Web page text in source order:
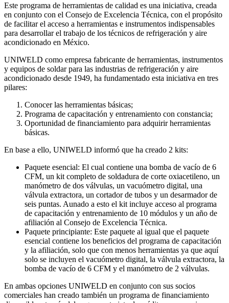
Este programa de herramientas de calidad es una iniciativa, creada
en conjunto con el Consejo de Excelencia Técnica, con el propósito
de facilitar el acceso a herramientas e instrumentos indispensables
para desarrollar el trabajo de los técnicos de refrigeración y aire
acondicionado en México.
UNIWELD como empresa fabricante de herramientas, instrumentos
y equipos de soldar para las industrias de refrigeración y aire
acondicionado desde 1949, ha fundamentado esta iniciativa en tres
pilares:
Conocer las herramientas básicas;
Programa de capacitación y entrenamiento con constancia;
Oportunidad de financiamiento para adquirir herramientas
básicas.
En base a ello, UNIWELD informó que ha creado 2 kits:
Paquete esencial: El cual contiene una bomba de vacío de 6
CFM, un kit completo de soldadura de corte oxiacetileno, un
manómetro de dos válvulas, un vacuómetro digital, una
válvula extractora, un cortador de tubos y un desarmador de
seis puntas. Aunado a esto el kit incluye acceso al programa
de capacitación y entrenamiento de 10 módulos y un año de
afiliación al Consejo de Excelencia Técnica.
Paquete principiante: Este paquete al igual que el paquete
esencial contiene los beneficios del programa de capacitación
y la afiliación, solo que con menos herramientas ya que aquí
solo se incluyen el vacuómetro digital, la válvula extractora, la
bomba de vacío de 6 CFM y el manómetro de 2 válvulas.
En ambas opciones UNIWELD en conjunto con sus socios
comerciales han creado también un programa de financiamiento